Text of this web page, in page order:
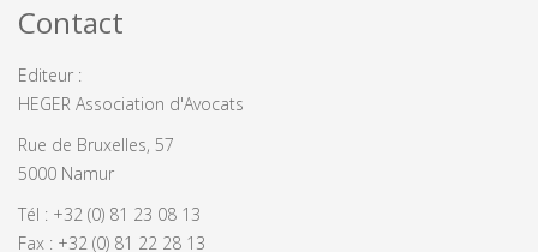
Contact
Editeur :
HEGER Association d'Avocats
Rue de Bruxelles, 57
5000 Namur
Tél : +32 (0) 81 23 08 13
Fax : +32 (0) 81 22 28 13